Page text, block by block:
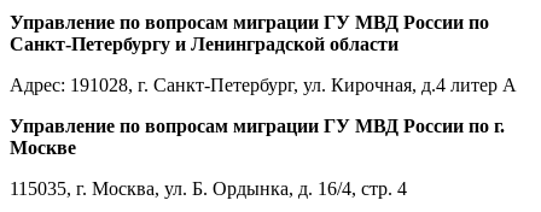
Управление по вопросам миграции ГУ МВД России по
Санкт-Петербургу и Ленинградской области
Адрес: 191028, г. Санкт-Петербург, ул. Кирочная, д.4 литер А
Управление по вопросам миграции ГУ МВД России по г.
Москве
115035, г. Москва, ул. Б. Ордынка, д. 16/4, стр. 4